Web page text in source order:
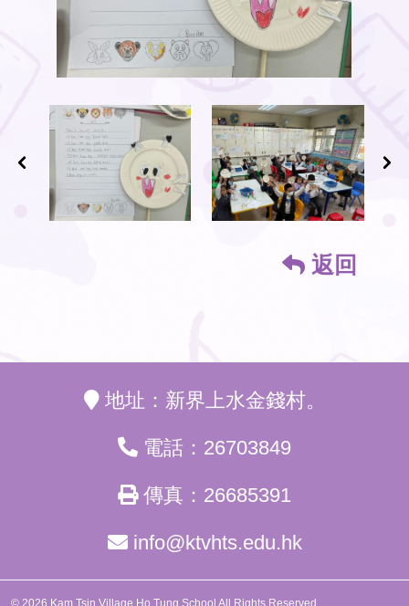
返回
地址：新界上水金錢村。
電話：26703849
傳真：26685391
info@ktvhts.edu.hk
© 2026 Kam Tsin Village Ho Tung School All Rights Reserved.